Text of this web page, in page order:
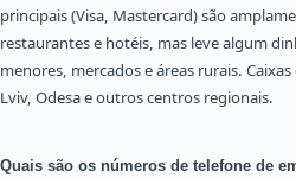
principais (Visa, Mastercard) são
restaurantes e hotéis, mas leve algum
menores, mercados e áreas rurais.
Lviv, Odesa e outros centros regionais.
Quais são os números de telefone de